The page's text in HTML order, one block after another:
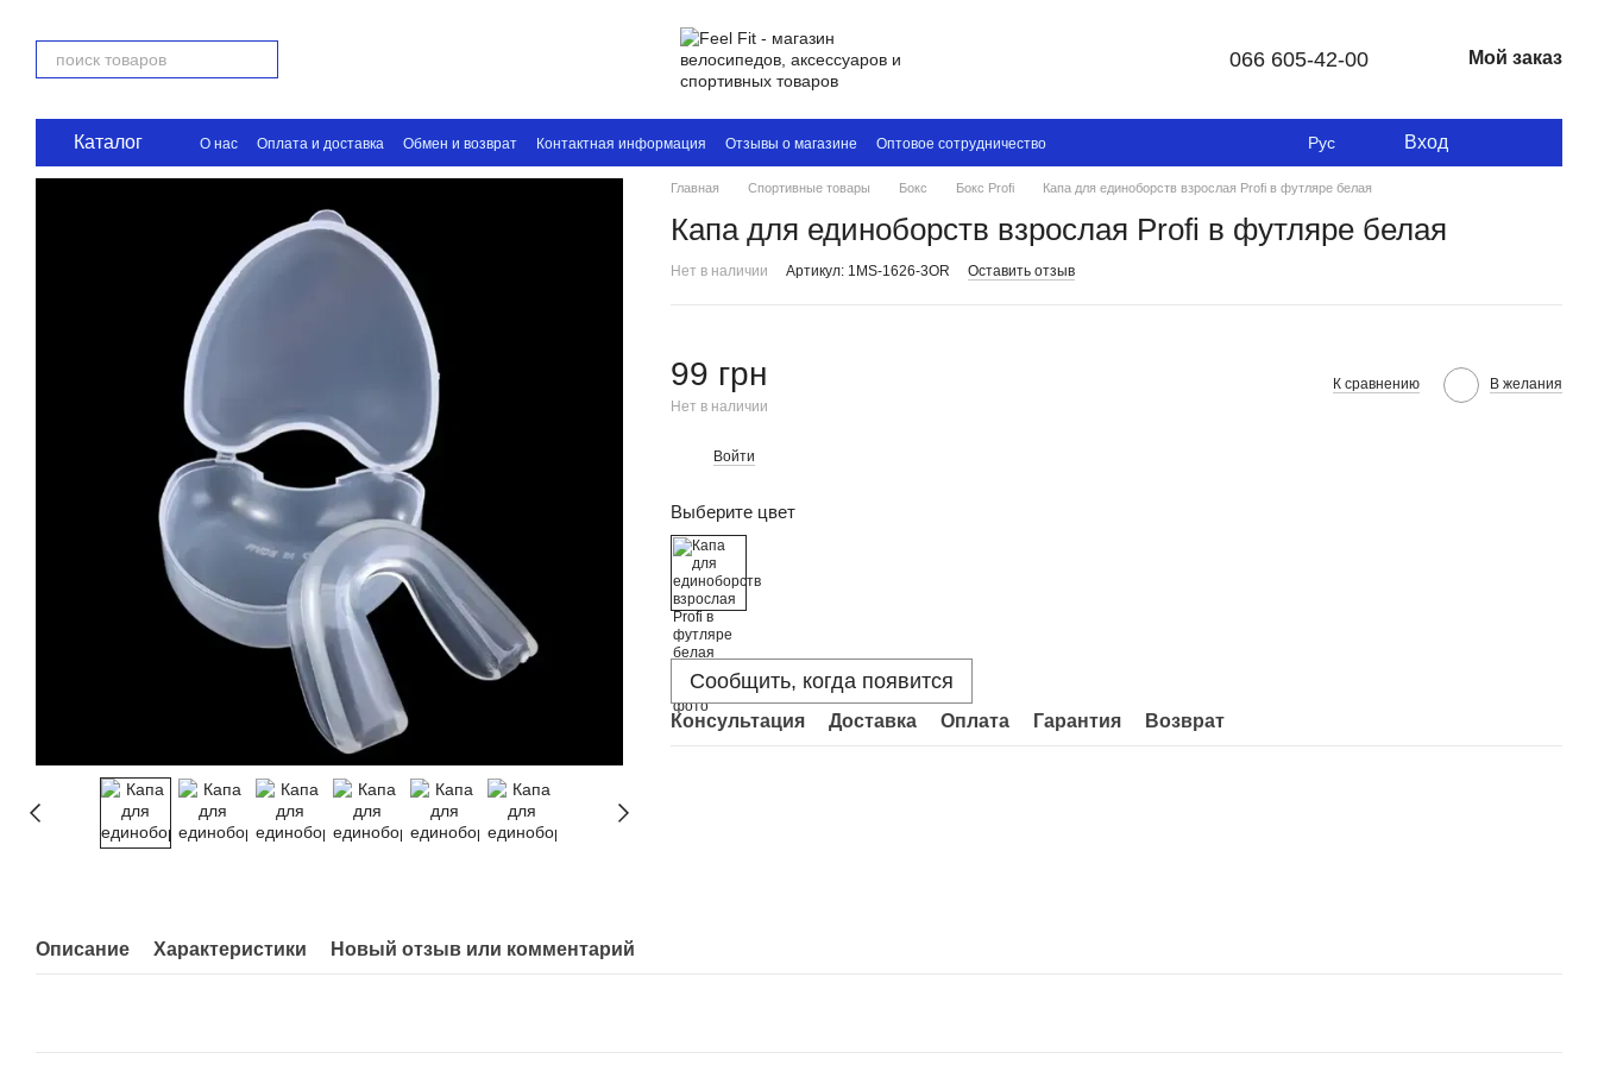
066 605-42-00 Мой заказ
Каталог О нас Оплата и доставка Обмен и возврат Контактная информация Отзывы о магазине Оптовое сотрудничество Рус Вход
Главная Спортивные товары Бокс Бокс Profi Капа для единоборств взрослая Profi в футляре белая
Капа для единоборств взрослая Profi в футляре белая
Нет в наличии Артикул: 1MS-1626-3OR Оставить отзыв
99 грн
Нет в наличии
К сравнению В желания
Войти
Выберите цвет
Сообщить, когда появится
Консультация Доставка Оплата Гарантия Возврат
Описание Характеристики Новый отзыв или комментарий